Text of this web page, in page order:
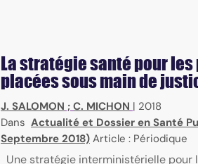
La stratégie santé pour
placées sous main de
J. SALOMON ; C. MICHON | 2018
Dans Actualité et Dossier en Santé
Septembre 2018) Article : Périodique
Une stratégie interministérielle pour